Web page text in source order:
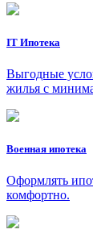
IT Ипотека
Выгодные
жилья с
Военная ипотека
Оформлять
комфортно.